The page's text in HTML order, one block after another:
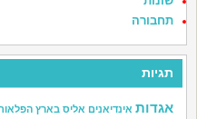
תחבורה
תגיות
אגדות אינדיאנים אליס בארץ